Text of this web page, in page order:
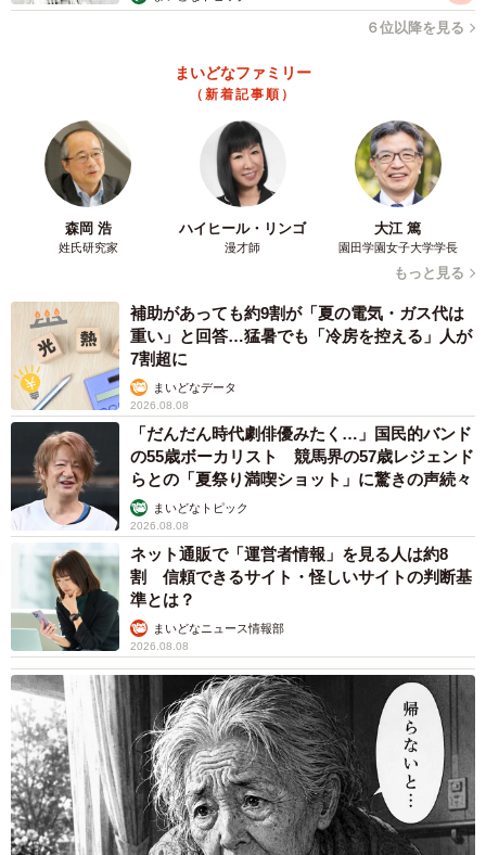
６位以降を見る
まいどなファミリー
（新着記事順）
森岡 浩
姓氏研究家
ハイヒール・リンゴ
漫才師
大江 篤
園田学園女子大学学長
もっと見る
補助があっても約9割が「夏の電気・ガス代は
重い」と回答…猛暑でも「冷房を控える」人が
7割超に
まいどなデータ
2026.08.08
「だんだん時代劇俳優みたく…」国民的バンド
の55歳ボーカリスト 競馬界の57歳レジェンド
らとの「夏祭り満喫ショット」に驚きの声続々
まいどなトピック
2026.08.08
ネット通販で「運営者情報」を見る人は約8
割 信頼できるサイト・怪しいサイトの判断基
準とは？
まいどなニュース情報部
2026.08.08